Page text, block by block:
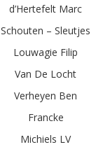
d’Hertefelt Marc
Schouten – Sleutjes
Louwagie Filip
Van De Locht
Verheyen Ben
Francke
Michiels LV